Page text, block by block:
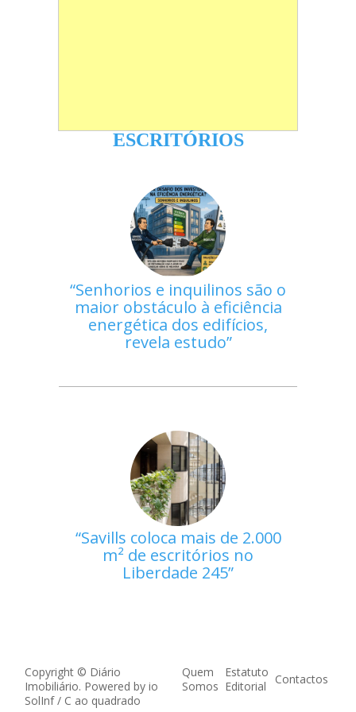
ESCRITÓRIOS
Senhorios e inquilinos são o
maior obstáculo à eficiência
energética dos edifícios,
revela estudo
Savills coloca mais de 2.000
m² de escritórios no
Liberdade 245
Copyright © Diário
Imobiliário. Powered by io
SolInf/ C ao quadrado
Quem
Somos
Estatuto
Editorial
Contactos